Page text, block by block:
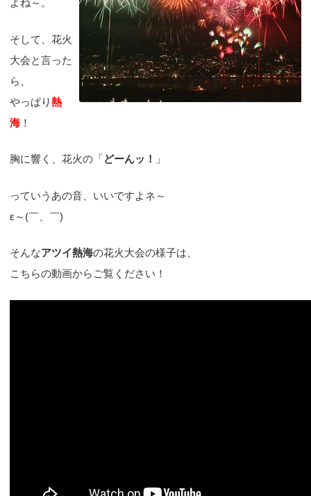
よね～。
そして、花火
大会と言った
ら、
やっぱり熱
海 ！
胸に響く、花火の「どーんッ！ 」
っていうあの音、いいですよネ～
ε～(￣、￣)
そんなアツイ熱海の花火大会の様子は、
こちらの動画からご覧ください！